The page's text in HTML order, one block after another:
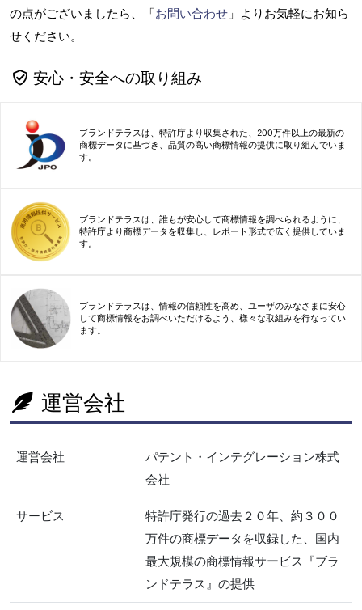
の点がございましたら、「お問い合わせ 」よりお気軽にお知ら
せください。
安心・安全への取り組み
ブランドテラスは、特許庁より収集された、200万件以上の最新の
商標データに基づき、品質の高い商標情報の提供に取り組んでいま
す。
ブランドテラスは、誰もが安心して商標情報を調べられるように、
特許庁より商標データを収集し、レポート形式で広く提供していま
す。
ブランドテラスは、情報の信頼性を高め、ユーザのみなさまに安心
して商標情報をお調べいただけるよう、様々な取組みを行なってい
ます。
運営会社
運営会社
パテント・インテグレーション株式
会社
サービス
特許庁発行の過去２０年、約３００
万件の商標データを収録した、国内
最大規模の商標情報サービス『ブラ
ンドテラス』の提供